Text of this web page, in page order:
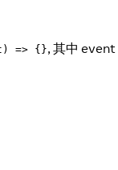
=> {}, 其中